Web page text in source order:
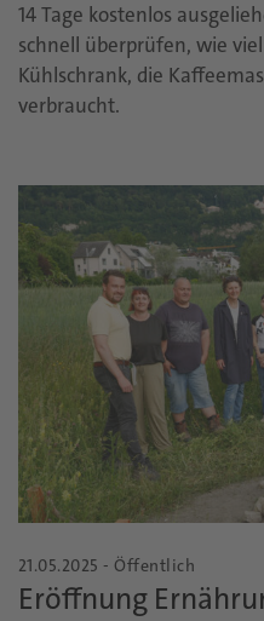
14 Tage kostenlos
schnell überprüfen, wie
Kühlschrank, die
verbraucht.
21.05.2025 - Öffentlich
Eröffnung